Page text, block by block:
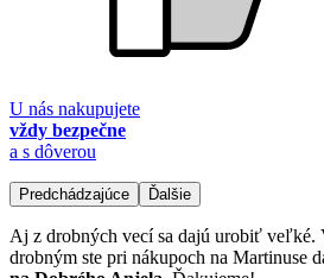
U nás nakupujete
vždy bezpečne
a s dôverou
Predchádzajúce Ďalšie
Aj z drobných vecí sa dajú urobiť veľké.
drobným ste pri nákupoch na Martinuse